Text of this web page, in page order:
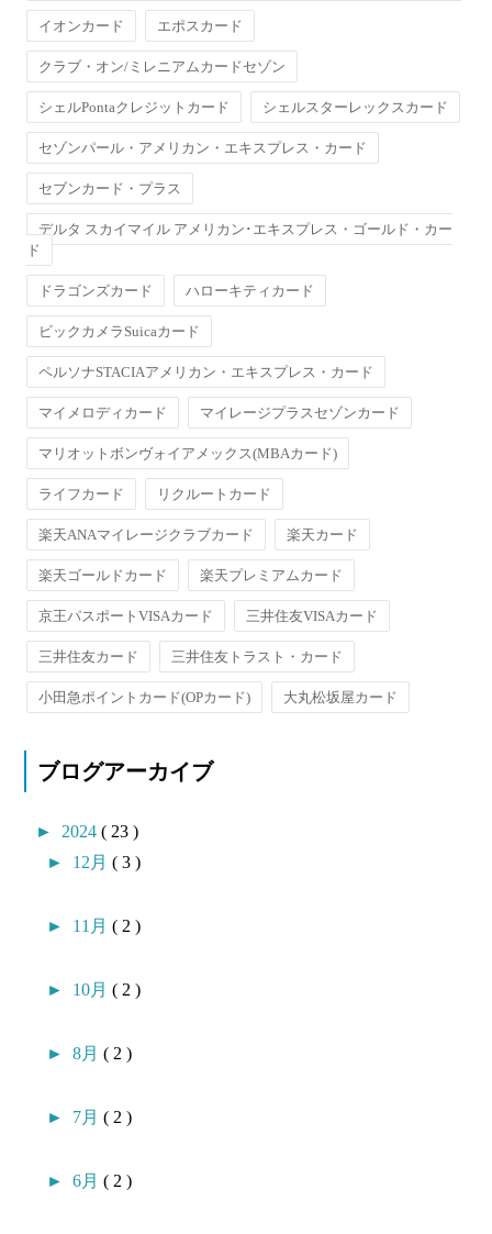
イオンカード エポスカード
クラブ・オン/ミレニアムカードセゾン
シェルPontaクレジットカード シェルスターレックスカード
セゾンパール・アメリカン・エキスプレス・カード
セブンカード・プラス
デルタ スカイマイル アメリカン･エキスプレス・ゴールド・カー
ド
ドラゴンズカード ハローキティカード
ビックカメラSuicaカード
ペルソナSTACIAアメリカン・エキスプレス・カード
マイメロディカード マイレージプラスセゾンカード
マリオットボンヴォイアメックス(MBAカード)
ライフカード リクルートカード
楽天ANAマイレージクラブカード 楽天カード
楽天ゴールドカード 楽天プレミアムカード
京王パスポートVISAカード 三井住友VISAカード
三井住友カード 三井住友トラスト・カード
小田急ポイントカード(OPカード) 大丸松坂屋カード
ブログアーカイブ
► 2024( 23 )
► 12月( 3 )
► 11月( 2 )
► 10月( 2 )
►8月( 2 )
► 7月( 2 )
►6月( 2 )